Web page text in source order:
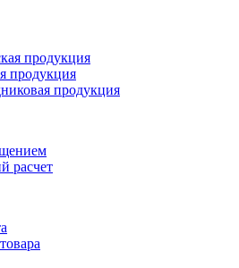
продукция
продукция
продукция
расчет